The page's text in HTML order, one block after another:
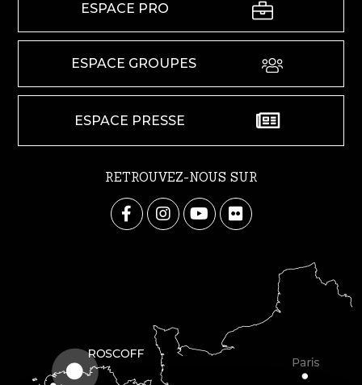
ESPACE PRO
ESPACE GROUPES
ESPACE PRESSE
RETROUVEZ-NOUS SUR